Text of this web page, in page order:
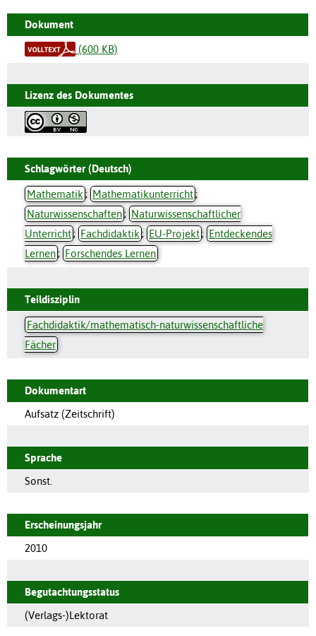
Dokument
(600 KB)
Lizenz des Dokumentes
Schlagwörter (Deutsch)
Mathematik ; Mathematikunterricht;
Naturwissenschaften; Naturwissenschaftlicher
Unterricht; Fachdidaktik ; EU-Projekt; Entdeckendes
Lernen; Forschendes Lernen
Teildisziplin
Fachdidaktik/mathematisch-naturwissenschaftliche
Fächer
Dokumentart
Aufsatz (Zeitschrift)
Sprache
Sonst.
Erscheinungsjahr
2010
Begutachtungsstatus
(Verlags-)Lektorat